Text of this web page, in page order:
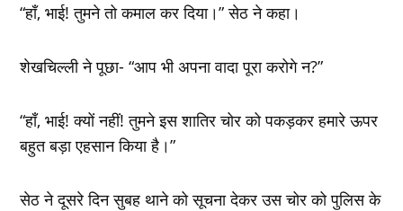
“हाँ, भाई! तुमने तो कमाल कर दिया।” सेठ ने कहा।
शेखचिल्ली ने पूछा- “आप भी अपना वादा पूरा करोगे न?”
“हाँ, भाई! क्यों नहीं! तुमने इस शातिर चोर को पकड़कर हमारे ऊपर
बहुत बड़ा एहसान किया है।”
सेठ ने दूसरे दिन सुबह थाने को सूचना देकर उस चोर को पुलिस के